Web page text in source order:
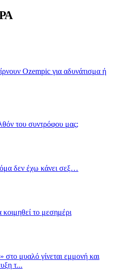
Ozempic για αδυνάτισμα ή
του συντρόφου μας;
δεν έχω κάνει σεξ…
κοιμηθεί το μεσημέρι
μυαλό γίνεται εμμονή και
τ...